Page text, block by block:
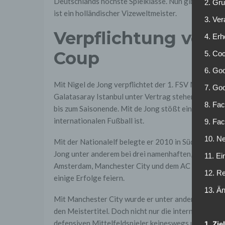
ist ein holländischer Vizeweltmeister.
Verpflichtung von
Coup
Mit Nigel de Jong verpflichtet der 1. FSV Mainz 05
Galatasaray Istanbul unter Vertrag stehende
bis zum Saisonende. Mit de Jong stößt ein Spieler
internationalen Fußball ist.
Mit der Nationalelf belegte er 2010 in Südafrika
Jong unter anderem bei drei namenhaften,
Amsterdam, Manchester City und dem AC Mailand.
einige Erfolge feiern.
Mit Manchester City wurde er unter anderem
den Meistertitel. Doch nicht nur die internationale
defensiven Mittelfeldspieler keineswegs
2.
3.
4.
5.
6.
7.
8.
9.
10.
11.
12.
13.